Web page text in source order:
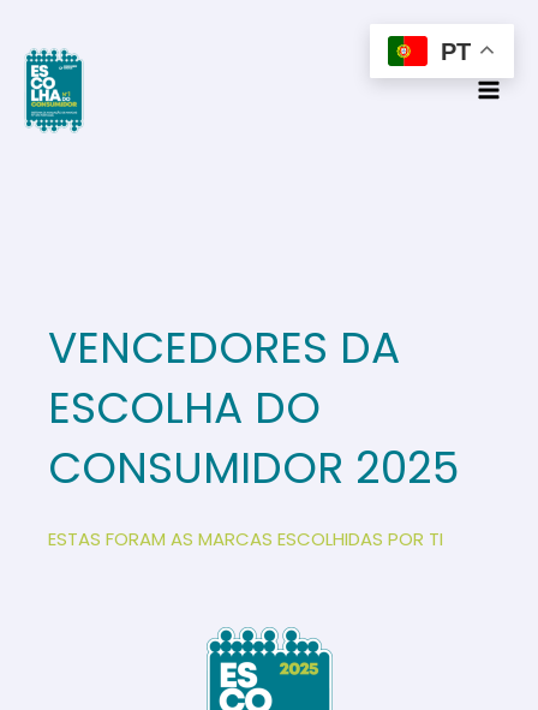
content
VENCEDORES DA
ESCOLHA DO
CONSUMIDOR 2025
ESTAS FORAM AS MARCAS ESCOLHIDAS POR TI
PT